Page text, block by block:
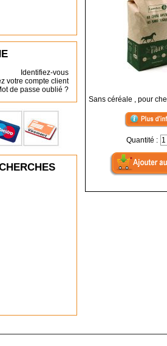
Identifiez-vous
votre compte client
de passe oublié ?
Sans céréale , pour
Quantité :